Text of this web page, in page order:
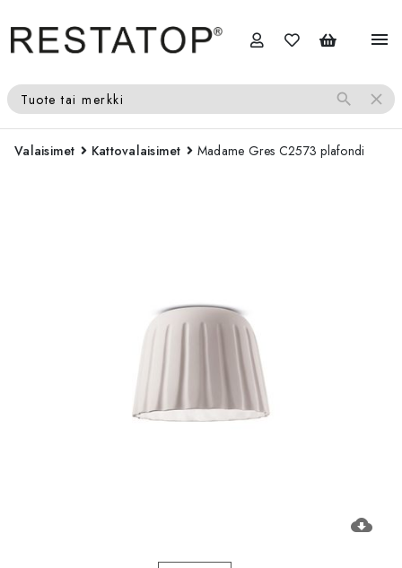
menu
Tuote tai merkki search close
Valaisimet Kattovalaisimet Madame Gres C2573 plafondi
cloud_download